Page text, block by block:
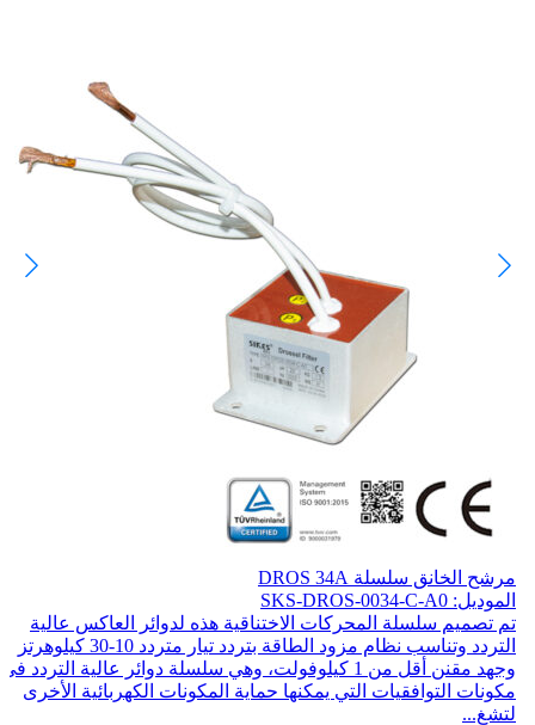
مرشح الخانق سلسلة DROS 34A
الموديل: SKS-DROS-0034-C-A0
تم تصميم سلسلة المحركات الاختناقية هذه لدوائر العاكس عالية
التردد وتناسب نظام مزود الطاقة بتردد تيار متردد 10-30 كيلوهرتز
وجهد مقنن أقل من 1 كيلوفولت، وهي سلسلة دوائر عالية التردد في
مكونات التوافقيات التي يمكنها حماية المكونات الكهربائية الأخرى
لتشغ...